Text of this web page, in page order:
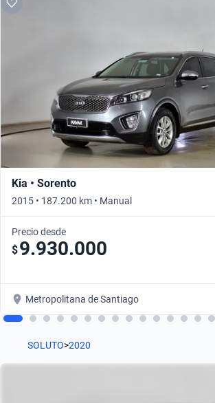
Kia • Sorento
2015 • 187.200 km • Manual
Precio desde
$9.930.000
Metropolitana de Santiago
SOLUTO>2020